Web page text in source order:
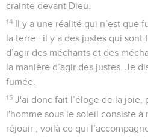
crainte devant Dieu.
14 Il y a une réalité qui n’est que
la terre : il y a des justes qui sont
d’agir des méchants et des
la manière d’agir des justes. Je
fumée.
15 J'ai donc fait l’éloge de la joie,
l'homme sous le soleil consiste à
réjouir ; voilà ce qui